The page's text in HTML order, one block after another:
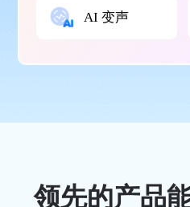
AI 变声
领先的产品